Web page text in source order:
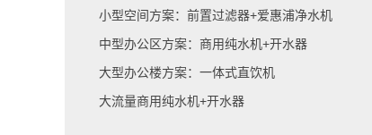
小型空间方案：前置过滤器+爱惠浦净水机
中型办公区方案：商用纯水机+开水器
大型办公楼方案：一体式直饮机
大流量商用纯水机+开水器